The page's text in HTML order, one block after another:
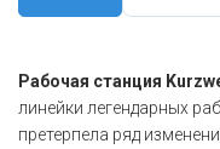
Рабочая станция
линейки легендарных
претерпела ряд